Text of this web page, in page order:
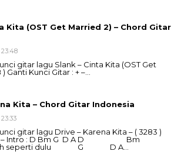
Kita (OST Get Married 2) – Chord Gitar
gitar lagu Slank – Cinta Kita (OST Get
Ganti Kunci Gitar : + –…
Kita – Chord Gitar Indonesia
gitar lagu Drive – Karena Kita – ( 3283 )
: + – Intro : D Bm G D A D Bm
seperti dulu G D A…